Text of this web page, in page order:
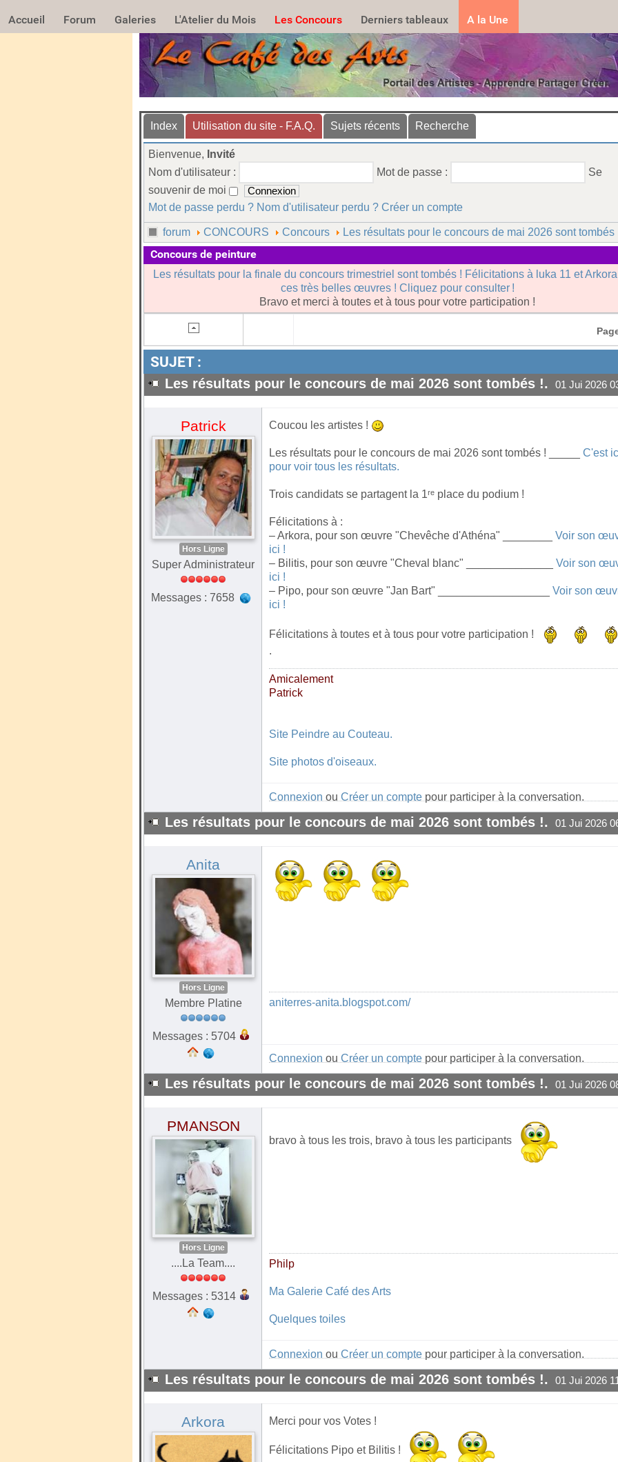
Accueil Forum Galeries L'Atelier du Mois Les Concours Derniers tableaux A la Une
Index Utilisation du site - F.A.Q. Sujets récents Recherche
Bienvenue, Invité
Nom d'utilisateur :
Mot de passe :
Se
souvenir de moi
Mot de passe perdu ? Nom d'utilisateur perdu ? Créer un compte
forum CONCOURS Concours
Les résultats pour le concours de mai 2026 sont tombés
Concours de peinture
Les résultats pour la finale du concours trimestriel sont tombés ! Félicitations à luka 11 et
ces très belles œuvres ! Cliquez pour consulter !
Bravo et merci à toutes et à tous pour votre participation !
SUJET :
Les résultats pour le concours de mai 2026 sont tombés !.
01 Jui 2026
Patrick
Hors Ligne
Super Administrateur
Messages : 7658
Coucou les artistes !
Les résultats pour le concours de mai 2026 sont tombés ! _____ C'est
pour voir tous les résultats.
Trois candidats se partagent la 1ʳᵉ place du podium !
Félicitations à :
– Arkora, pour son œuvre "Chevêche d'Athéna" ________ Voir son
ici !
– Bilitis, pour son œuvre "Cheval blanc" ______________ Voir son
ici !
– Pipo, pour son œuvre "Jan Bart" __________________ Voir son
ici !
Félicitations à toutes et à tous pour votre participation !
.
Amicalement
Patrick
Site Peindre au Couteau.
Site photos d'oiseaux.
Connexion ou Créer un compte pour participer à la conversation.
Les résultats pour le concours de mai 2026 sont tombés !.
01 Jui 2026
Anita
Hors Ligne
Membre Platine
Messages : 5704
aniterres-anita.blogspot.com/
Connexion ou Créer un compte pour participer à la conversation.
Les résultats pour le concours de mai 2026 sont tombés !.
01 Jui 2026
PMANSON
Hors Ligne
....La Team....
Messages : 5314
bravo à tous les trois, bravo à tous les participants
Philp
Ma Galerie Café des Arts
Quelques toiles
Connexion ou Créer un compte pour participer à la conversation.
Les résultats pour le concours de mai 2026 sont tombés !.
01 Jui 2026
Arkora Merci pour vos Votes !
Félicitations Pipo et Bilitis !